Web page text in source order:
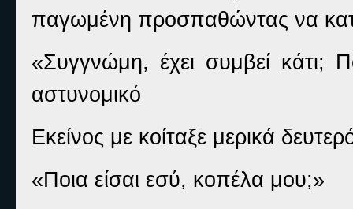
παγωμένη προσπαθώντας να
«Συγγνώμη, έχει συμβεί κάτι;
αστυνομικό
Εκείνος με κοίταξε μερικά
«Ποια είσαι εσύ, κοπέλα μου;»